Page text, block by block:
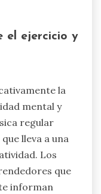
el ejercicio y
la
mental y
regular
lleva a una
Los
que
informan